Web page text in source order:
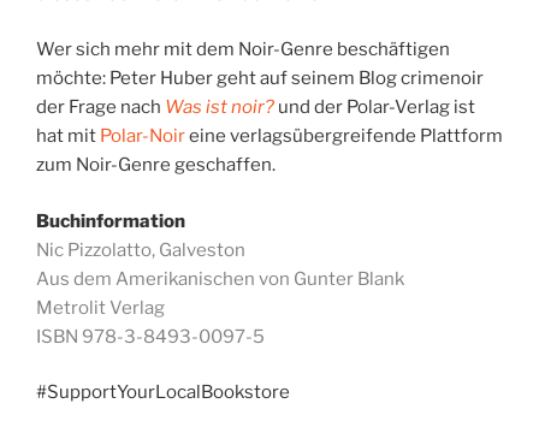
Wer sich mehr mit dem Noir-Genre beschäftigen
möchte: Peter Huber geht auf seinem Blog crimenoir
der Frage nach Was ist noir? und der Polar-Verlag ist
hat mit Polar-Noireine verlagsübergreifende Plattform
zum Noir-Genre geschaffen.
Buchinformation
Nic Pizzolatto, Galveston
Aus dem Amerikanischen von Gunter Blank
Metrolit Verlag
ISBN 978-3-8493-0097-5
#SupportYourLocalBookstore